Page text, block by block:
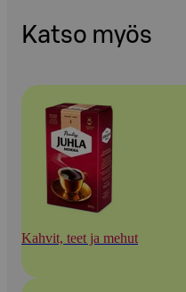
Katso myös
Kahvit, teet ja mehut